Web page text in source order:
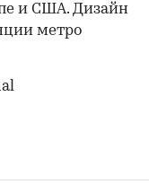
и США. Дизайн
метро